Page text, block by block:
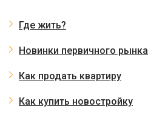
Где жить?
Новинки первичного рынка
Как продать квартиру
Как купить новостройку